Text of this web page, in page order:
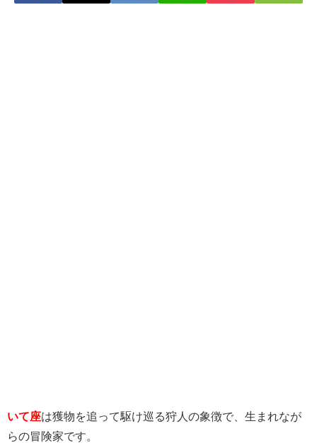
いて座は獲物を追って駆け巡る狩人の象徴で、生まれなが
らの冒険家です。